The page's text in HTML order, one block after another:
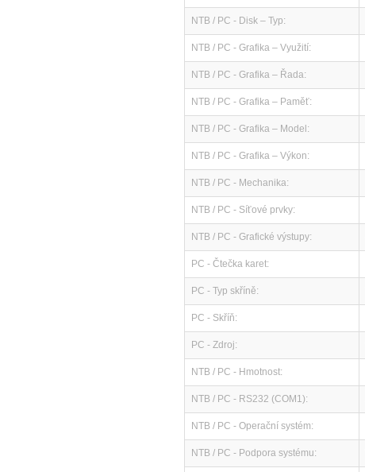
NTB / PC - Disk – Typ:
NTB / PC - Grafika – Využití:
NTB / PC - Grafika – Řada:
NTB / PC - Grafika – Paměť:
NTB / PC - Grafika – Model:
NTB / PC - Grafika – Výkon:
NTB / PC - Mechanika:
NTB / PC - Síťové prvky:
NTB / PC - Grafické výstupy:
PC - Čtečka karet:
PC - Typ skříně:
PC - Skříň:
PC - Zdroj:
NTB / PC - Hmotnost:
NTB / PC - RS232 (COM1):
NTB / PC - Operační systém:
NTB / PC - Podpora systému: